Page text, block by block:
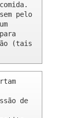
pelo
(tais
de